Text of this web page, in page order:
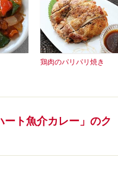
鶏肉のパリパリ焼き
ート魚介カレー」のク